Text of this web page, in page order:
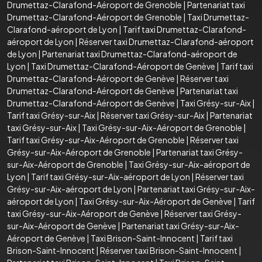
Drumettaz-Clarafond-Aéroport de Grenoble | Partenariat taxi
Drumettaz-Clarafond-Aéroport de Grenoble | Taxi Drumettaz-
Clarafond-aéroport de Lyon | Tarif taxi Drumettaz-Clarafond-
aéroport de Lyon | Réserver taxi Drumettaz-Clarafond-aéroport
de Lyon | Partenariat taxi Drumettaz-Clarafond-aéroport de
Lyon | Taxi Drumettaz-Clarafond-Aéroport de Genève | Tarif taxi
Drumettaz-Clarafond-Aéroport de Genève | Réserver taxi
Drumettaz-Clarafond-Aéroport de Genève | Partenariat taxi
Drumettaz-Clarafond-Aéroport de Genève | Taxi Grésy-sur-Aix|
Tarif taxi Grésy-sur-Aix| Réserver taxi Grésy-sur-Aix| Partenariat
taxi Grésy-sur-Aix| Taxi Grésy-sur-Aix-Aéroport de Grenoble |
Tarif taxi Grésy-sur-Aix-Aéroport de Grenoble | Réserver taxi
Grésy-sur-Aix-Aéroport de Grenoble | Partenariat taxi Grésy-
sur-Aix-Aéroport de Grenoble | Taxi Grésy-sur-Aix-aéroport de
Lyon | Tarif taxi Grésy-sur-Aix-aéroport de Lyon | Réserver taxi
Grésy-sur-Aix-aéroport de Lyon | Partenariat taxi Grésy-sur-Aix-
aéroport de Lyon | Taxi Grésy-sur-Aix-Aéroport de Genève | Tarif
taxi Grésy-sur-Aix-Aéroport de Genève | Réserver taxi Grésy-
sur-Aix-Aéroport de Genève | Partenariat taxi Grésy-sur-Aix-
Aéroport de Genève | Taxi Brison-Saint-Innocent | Tarif taxi
Brison-Saint-Innocent | Réserver taxi Brison-Saint-Innocent |